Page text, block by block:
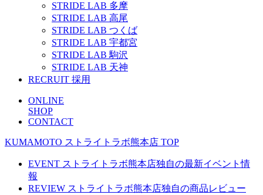
STRIDE LAB 多摩
STRIDE LAB 高尾
STRIDE LAB つくば
STRIDE LAB 宇都宮
STRIDE LAB 駒沢
STRIDE LAB 天神
RECRUIT 採用
ONLINE
SHOP
CONTACT
KUMAMOTO ストライトラボ熊本店 TOP
EVENT ストライトラボ熊本店独自の最新イベント情
報
REVIEW ストライトラボ熊本店独自の商品レビュー